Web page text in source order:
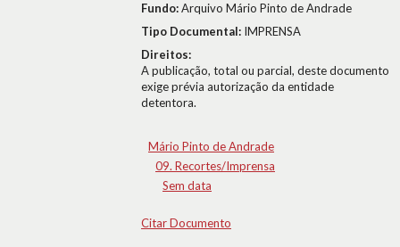
Fundo:Arquivo Mário Pinto de Andrade
Tipo Documental: IMPRENSA
Direitos:
A publicação, total ou parcial, deste documento
exige prévia autorização da entidade
detentora.
Mário Pinto de Andrade
09. Recortes/Imprensa
Sem data
Citar Documento